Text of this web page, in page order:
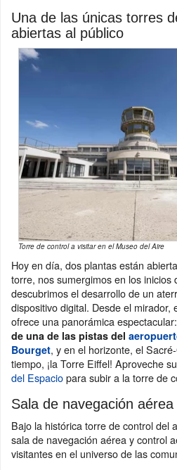
Una de las únicas torres
abiertas al público
Torre de control a visitar en el Museo del Aire
Hoy en día, dos plantas están
torre, nos sumergimos en los inicios
descubrimos el desarrollo de un
dispositivo digital. Desde el mirador,
ofrece una panorámica espectacular:
de una de las pistas del
Bourget, y en el horizonte, el
tiempo, ¡la Torre Eiffel! Aproveche su
del Espaciopara subir a la torre de
Sala de navegación
Bajo la histórica torre de control del
sala de navegación aérea y control
visitantes en el universo de las